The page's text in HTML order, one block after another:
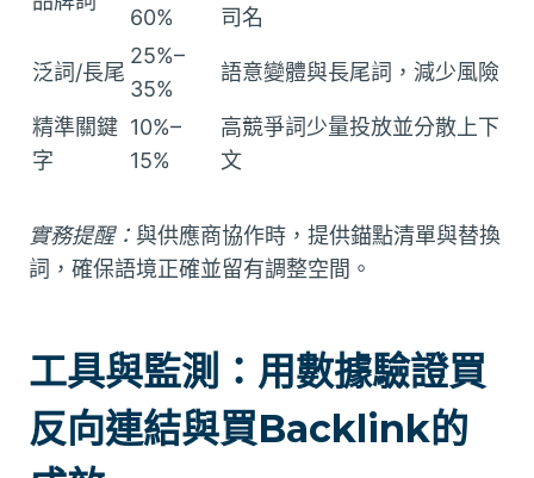
60%
司名
泛詞/長尾
25%–
35%
語意變體與長尾詞，減少風險
精準關鍵
字
10%–
15%
高競爭詞少量投放並分散上下
文
實務提醒： 與供應商協作時，提供錨點清單與替換
詞，確保語境正確並留有調整空間。
工具與監測：用數據驗證買
反向連結與買Backlink的